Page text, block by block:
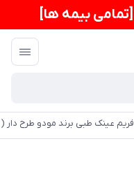
[تمامی بیمه ها]
فریم عینک طبی برند مودو طرح دار (MODO) مدل 6604